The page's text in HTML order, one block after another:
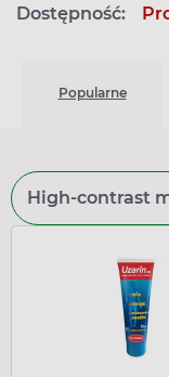
Dostępność:
Popularne
High-contrast